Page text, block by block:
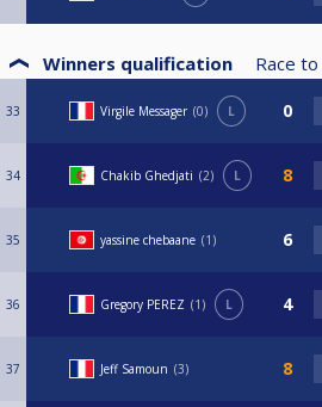
Winners qualification Race to
33 Virgile Messager 0 L
34 Chakib Ghedjati 2 L
35 yassine chebaane 1
36 Gregory PEREZ 1 L
37 Jeff Samoun 3